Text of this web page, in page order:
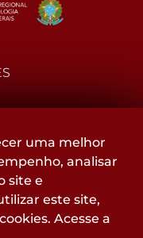
uma melhor
analisar
site e
este site,
Acesse a